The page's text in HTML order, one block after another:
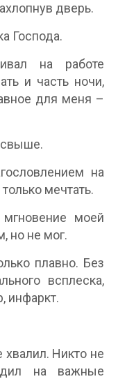
дверь.
Господа.
на работе
и часть ночи,
для меня –
свыше.
на
мечтать.
моей
но не мог.
плавно. Без
всплеска,
инфаркт.
хвалил. Никто не
на важные